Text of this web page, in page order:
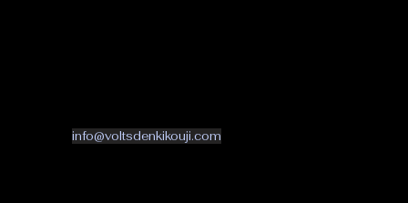
info@voltsdenkikouji.com